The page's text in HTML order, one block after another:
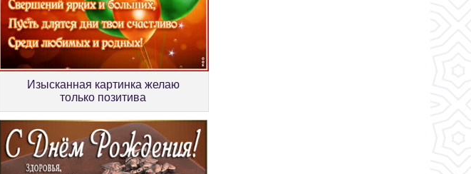
Изысканная картинка желаю
только позитива